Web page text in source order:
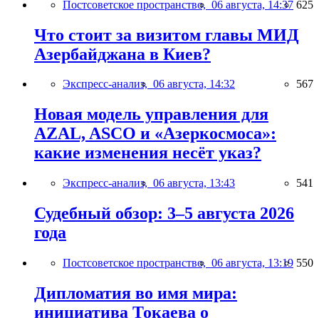
Постсоветское пространство, 06 августа, 14:37 625
Что стоит за визитом главы МИД
Азербайджана в Киев?
Экспресс-анализ, 06 августа, 14:32 567
Новая модель управления для
AZAL, ASCO и «Азеркосмоса»:
какие изменения несёт указ?
Экспресс-анализ, 06 августа, 13:43 541
Судебный обзор: 3–5 августа 2026
года
Постсоветское пространство, 06 августа, 13:19 550
Дипломатия во имя мира:
инициатива Токаева о